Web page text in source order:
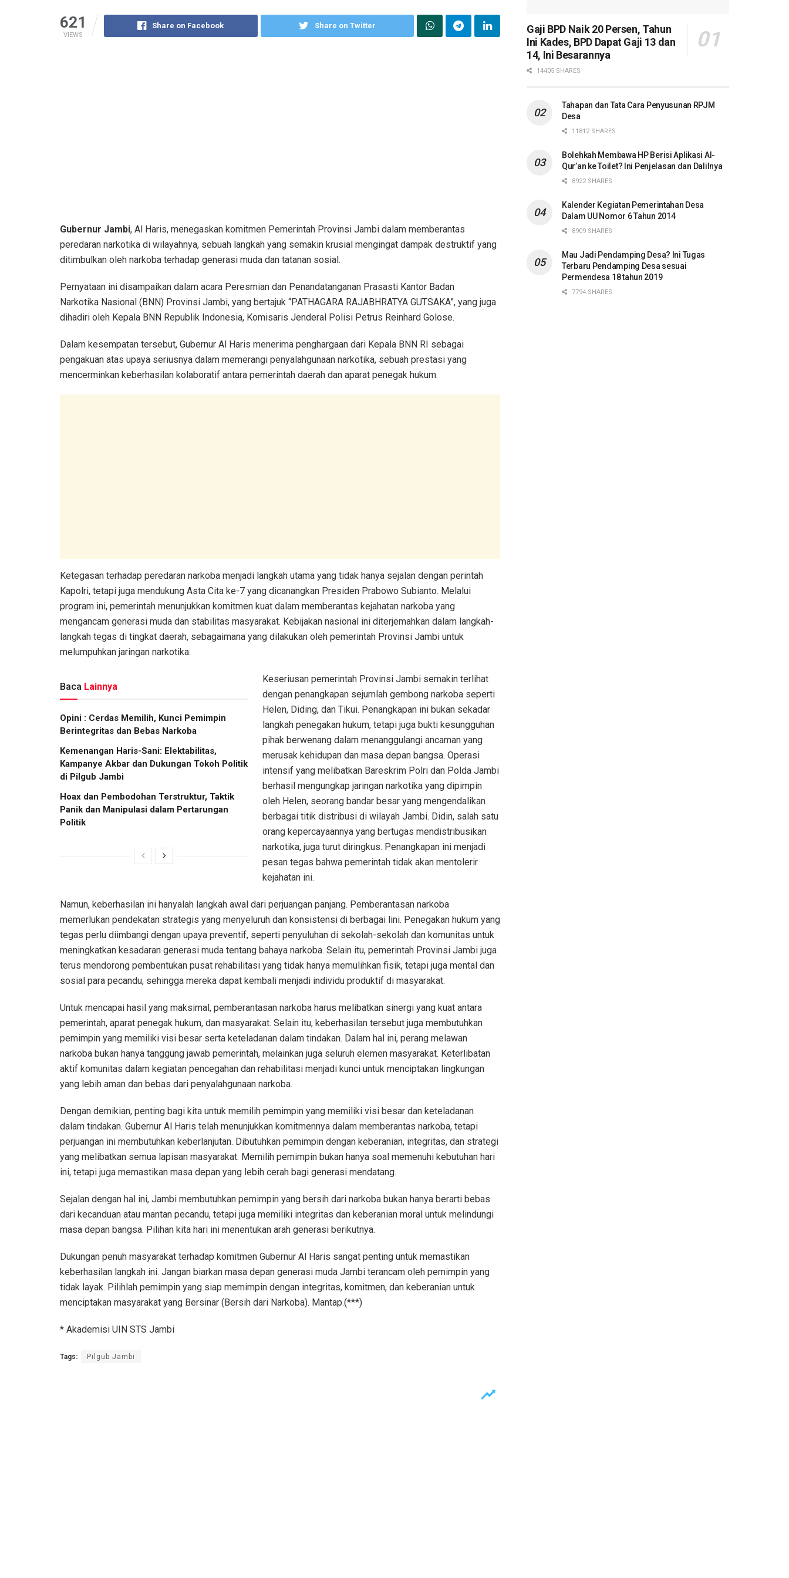
621
VIEWS
Share on Facebook Share on Twitter
Gubernur Jambi, Al Haris, menegaskan komitmen Pemerintah Provinsi Jambi dalam memberantas
peredaran narkotika di wilayahnya, sebuah langkah yang semakin krusial mengingat dampak destruktif yang
ditimbulkan oleh narkoba terhadap generasi muda dan tatanan sosial.
Pernyataan ini disampaikan dalam acara Peresmian dan Penandatanganan Prasasti Kantor Badan
Narkotika Nasional (BNN) Provinsi Jambi, yang bertajuk “PATHAGARA RAJABHRATYA GUTSAKA”, yang juga
dihadiri oleh Kepala BNN Republik Indonesia, Komisaris Jenderal Polisi Petrus Reinhard Golose.
Dalam kesempatan tersebut, Gubernur Al Haris menerima penghargaan dari Kepala BNN RI sebagai
pengakuan atas upaya seriusnya dalam memerangi penyalahgunaan narkotika, sebuah prestasi yang
mencerminkan keberhasilan kolaboratif antara pemerintah daerah dan aparat penegak hukum.
Ketegasan terhadap peredaran narkoba menjadi langkah utama yang tidak hanya sejalan dengan perintah
Kapolri, tetapi juga mendukung Asta Cita ke-7 yang dicanangkan Presiden Prabowo Subianto. Melalui
program ini, pemerintah menunjukkan komitmen kuat dalam memberantas kejahatan narkoba yang
mengancam generasi muda dan stabilitas masyarakat. Kebijakan nasional ini diterjemahkan dalam langkah-
langkah tegas di tingkat daerah, sebagaimana yang dilakukan oleh pemerintah Provinsi Jambi untuk
melumpuhkan jaringan narkotika.
Baca Lainnya
Opini : Cerdas Memilih, Kunci Pemimpin
Berintegritas dan Bebas Narkoba
Kemenangan Haris-Sani: Elektabilitas,
Kampanye Akbar dan Dukungan Tokoh Politik
di Pilgub Jambi
Hoax dan Pembodohan Terstruktur, Taktik
Panik dan Manipulasi dalam Pertarungan
Politik
Keseriusan pemerintah Provinsi Jambi semakin terlihat
dengan penangkapan sejumlah gembong narkoba seperti
Helen, Diding, dan Tikui. Penangkapan ini bukan sekadar
langkah penegakan hukum, tetapi juga bukti kesungguhan
pihak berwenang dalam menanggulangi ancaman yang
merusak kehidupan dan masa depan bangsa. Operasi
intensif yang melibatkan Bareskrim Polri dan Polda Jambi
berhasil mengungkap jaringan narkotika yang dipimpin
oleh Helen, seorang bandar besar yang mengendalikan
berbagai titik distribusi di wilayah Jambi. Didin, salah satu
orang kepercayaannya yang bertugas mendistribusikan
narkotika, juga turut diringkus. Penangkapan ini menjadi
pesan tegas bahwa pemerintah tidak akan mentolerir
kejahatan ini.
Namun, keberhasilan ini hanyalah langkah awal dari perjuangan panjang. Pemberantasan narkoba
memerlukan pendekatan strategis yang menyeluruh dan konsistensi di berbagai lini. Penegakan hukum yang
tegas perlu diimbangi dengan upaya preventif, seperti penyuluhan di sekolah-sekolah dan komunitas untuk
meningkatkan kesadaran generasi muda tentang bahaya narkoba. Selain itu, pemerintah Provinsi Jambi juga
terus mendorong pembentukan pusat rehabilitasi yang tidak hanya memulihkan fisik, tetapi juga mental dan
sosial para pecandu, sehingga mereka dapat kembali menjadi individu produktif di masyarakat.
Untuk mencapai hasil yang maksimal, pemberantasan narkoba harus melibatkan sinergi yang kuat antara
pemerintah, aparat penegak hukum, dan masyarakat. Selain itu, keberhasilan tersebut juga membutuhkan
pemimpin yang memiliki visi besar serta keteladanan dalam tindakan. Dalam hal ini, perang melawan
narkoba bukan hanya tanggung jawab pemerintah, melainkan juga seluruh elemen masyarakat. Keterlibatan
aktif komunitas dalam kegiatan pencegahan dan rehabilitasi menjadi kunci untuk menciptakan lingkungan
yang lebih aman dan bebas dari penyalahgunaan narkoba.
Dengan demikian, penting bagi kita untuk memilih pemimpin yang memiliki visi besar dan keteladanan
dalam tindakan. Gubernur Al Haris telah menunjukkan komitmennya dalam memberantas narkoba, tetapi
perjuangan ini membutuhkan keberlanjutan. Dibutuhkan pemimpin dengan keberanian, integritas, dan strategi
yang melibatkan semua lapisan masyarakat. Memilih pemimpin bukan hanya soal memenuhi kebutuhan hari
ini, tetapi juga memastikan masa depan yang lebih cerah bagi generasi mendatang.
Sejalan dengan hal ini, Jambi membutuhkan pemimpin yang bersih dari narkoba bukan hanya berarti bebas
dari kecanduan atau mantan pecandu, tetapi juga memiliki integritas dan keberanian moral untuk melindungi
masa depan bangsa. Pilihan kita hari ini menentukan arah generasi berikutnya.
Dukungan penuh masyarakat terhadap komitmen Gubernur Al Haris sangat penting untuk memastikan
keberhasilan langkah ini. Jangan biarkan masa depan generasi muda Jambi terancam oleh pemimpin yang
tidak layak. Pilihlah pemimpin yang siap memimpin dengan integritas, komitmen, dan keberanian untuk
menciptakan masyarakat yang Bersinar (Bersih dari Narkoba). Mantap.(***)
* Akademisi UIN STS Jambi
Tags: Pilgub Jambi
Gaji BPD Naik 20 Persen, Tahun
Ini Kades, BPD Dapat Gaji 13 dan
14, Ini Besarannya
14405 SHARES
Tahapan dan Tata Cara Penyusunan RPJM
Desa
11812 SHARES
Bolehkah Membawa HP Berisi Aplikasi Al-
Qur’an ke Toilet? Ini Penjelasan dan Dalilnya
8922 SHARES
Kalender Kegiatan Pemerintahan Desa
Dalam UU Nomor 6 Tahun 2014
8909 SHARES
Mau Jadi Pendamping Desa? Ini Tugas
Terbaru Pendamping Desa sesuai
Permendesa 18 tahun 2019
7794 SHARES